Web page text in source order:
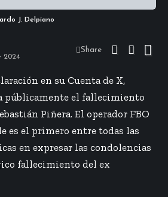
J. Delpiano
2024
Share
en su Cuenta de X,
públicamente el fallecimiento
Piñera. El operador FBO
es el primero entre todas las
en expresar las condolencias
fallecimiento del ex